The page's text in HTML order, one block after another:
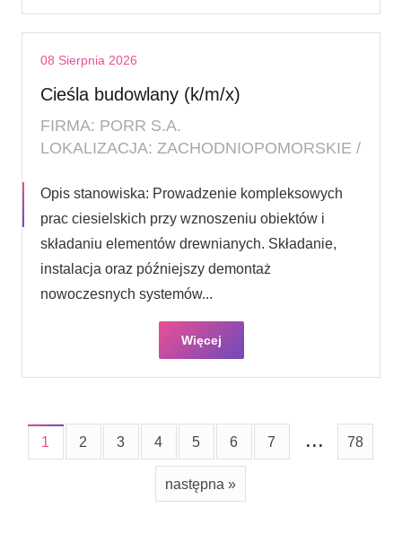
08 Sierpnia 2026
Cieśla budowlany (k/m/x)
FIRMA: PORR S.A.
LOKALIZACJA: ZACHODNIOPOMORSKIE /
Opis stanowiska: Prowadzenie kompleksowych
prac ciesielskich przy wznoszeniu obiektów i
składaniu elementów drewnianych. Składanie,
instalacja oraz późniejszy demontaż
nowoczesnych systemów...
Więcej
1 2 3 4 5 6 7 ... 78
następna »